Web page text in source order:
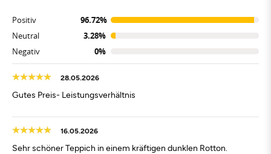
Positiv
96.72%
Neutral
3.28%
Negativ
0%
28.05.2026
Gutes Preis- Leistungsverhältnis
16.05.2026
Sehr schöner Teppich in einem kräftigen dunklen Rotton.